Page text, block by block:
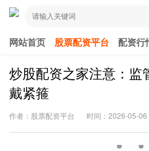
网站首页 股票配资平台 配资行
炒股配资之家注意：监
戴紧箍
作者：股票配资平台 时间：2026-05-06